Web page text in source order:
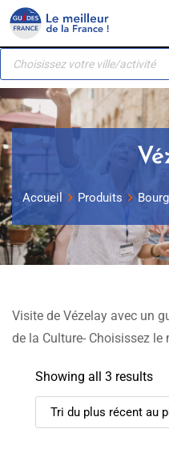
Panneau de gestion des
Skip
content
Recherche
produits
Accueil Produits
Visite de Vézelay avec un
de la Culture- Choisissez le
Showing all 3 results